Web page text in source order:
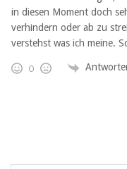
in diesen Moment doch
verhindern oder ab zu
verstehst was ich meine.
0